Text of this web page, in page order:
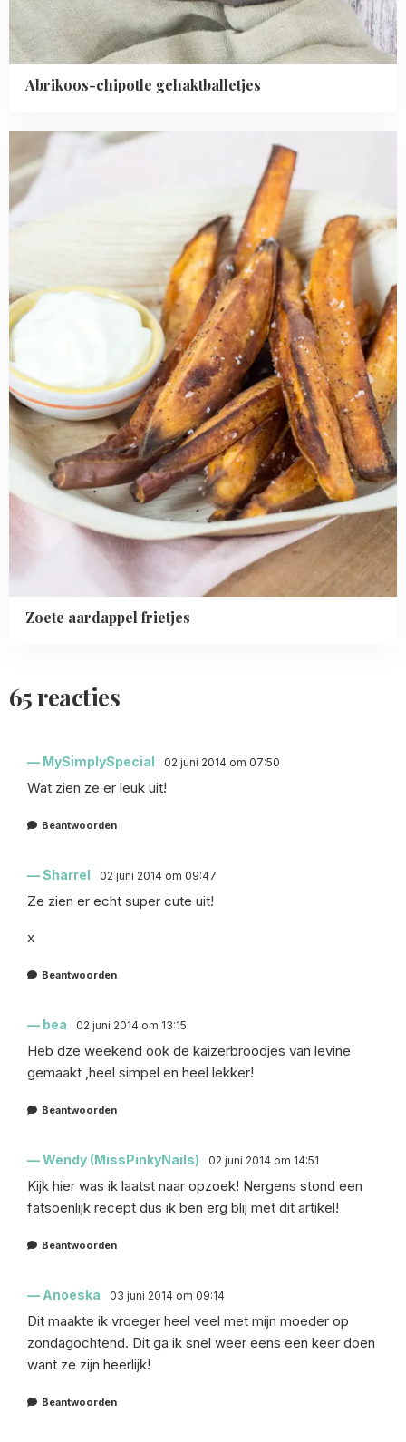
Abrikoos-chipotle gehaktballetjes
Zoete aardappel frietjes
more
about
Zoete
65 reacties
MySimplySpecial 02 juni 2014 om 07:50
Wat zien ze er leuk uit!
Beantwoorden
Sharrel 02 juni 2014 om 09:47
Ze zien er echt super cute uit!
x
Beantwoorden
bea 02 juni 2014 om 13:15
Heb dze weekend ook de kaizerbroodjes van levine
gemaakt ,heel simpel en heel lekker!
Beantwoorden
Wendy (MissPinkyNails) 02 juni 2014 om 14:51
Kijk hier was ik laatst naar opzoek! Nergens stond een
fatsoenlijk recept dus ik ben erg blij met dit artikel!
Beantwoorden
Anoeska 03 juni 2014 om 09:14
Dit maakte ik vroeger heel veel met mijn moeder op
zondagochtend. Dit ga ik snel weer eens een keer doen
want ze zijn heerlijk!
Beantwoorden